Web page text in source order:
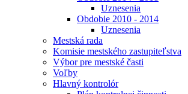
Uznesenia
Obdobie 2010 - 2014
Uznesenia
Mestská rada
Komisie mestského zastupiteľstva
Výbor pre mestské časti
Voľby
Hlavný kontrolór